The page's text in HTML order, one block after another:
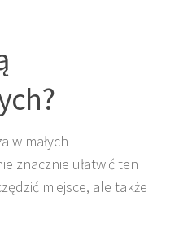
w małych
znacznie ułatwić ten
miejsce, ale także